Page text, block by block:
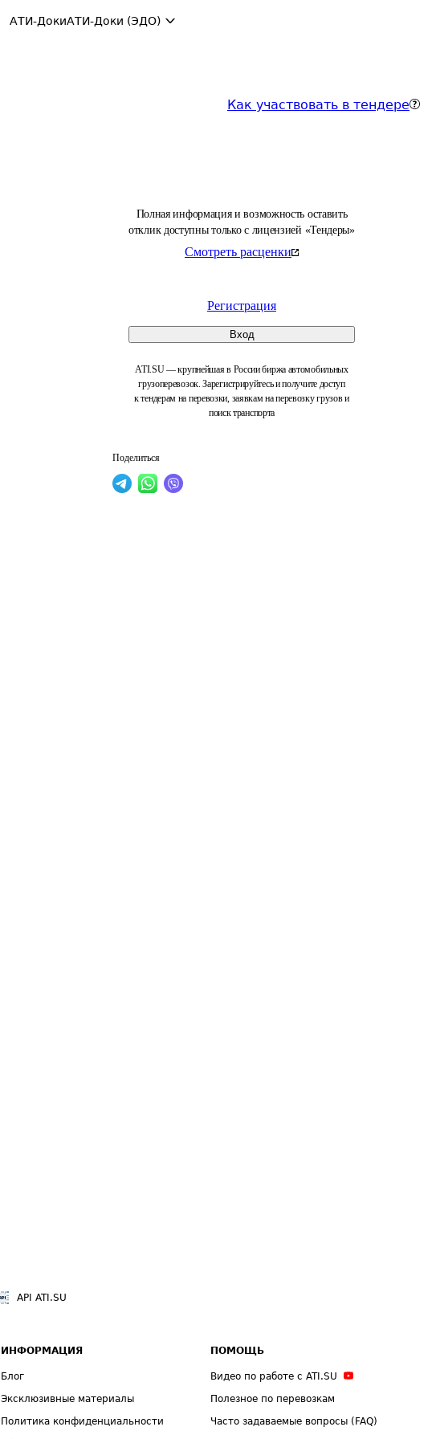
АТИ-ДокиАТИ-Доки (ЭДО)
Как участвовать в тендере
Полная информация и возможность оставить
отклик доступны только с лицензией «Тендеры»
Смотреть расценки
Регистрация
Вход
ATI.SU — крупнейшая в России биржа автомобильных
грузоперевозок. Зарегистрируйтесь и получите доступ
к тендерам на перевозки, заявкам на перевозку грузов и
поиск транспорта
Поделиться
API ATI.SU
ИНФОРМАЦИЯ
Блог
Эксклюзивные материалы
Политика конфиденциальности
ПОМОЩЬ
Видео по работе с ATI.SU
Полезное по перевозкам
Часто задаваемые вопросы (FAQ)